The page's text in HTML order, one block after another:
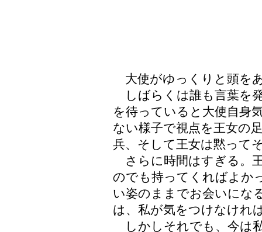
大使がゆっくりと頭を
しばらくは誰も言葉を
を待っていると大使自身
ない様子で視点を王女の
兵、そして王女は黙って
さらに時間はすぎる。
のでも持ってくればよか
い姿のままでお会いにな
は、私が気をつけなけれ
しかしそれでも、今は